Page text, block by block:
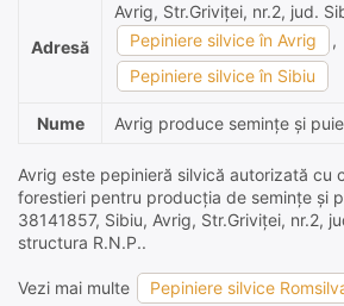
Adresă
Avrig, Str.Griviţei, nr.2, jud.
Pepiniere silvice în Avrig
,
Pepiniere silvice în Sibiu
Nume Avrig produce semințe și
Avrig este pepinieră silvică autorizată cu
forestieri pentru producția de semințe și
38141857, Sibiu, Avrig, Str.Griviţei, nr.2,
structura R.N.P..
Vezi mai multe Pepiniere silvice